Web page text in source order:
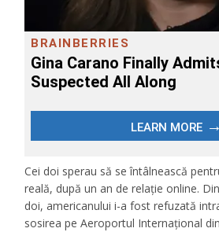
Cei doi sperau să se întâlnească
reală, după un an de relație online.
doi, americanului i-a fost refuzată
sosirea pe Aeroportul Internațional